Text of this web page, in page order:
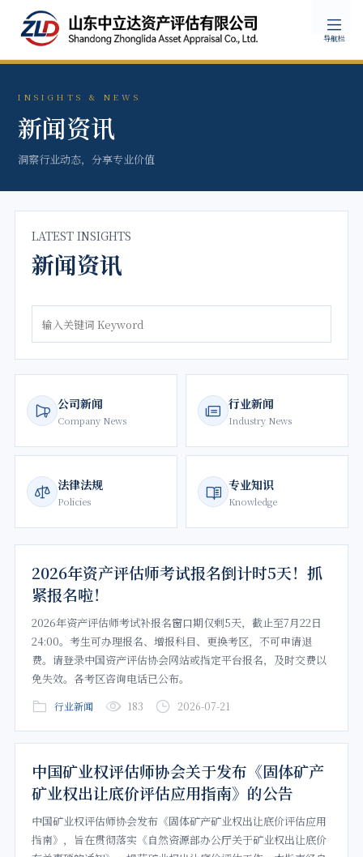
导航栏
INSIGHTS & NEWS
新闻资讯
洞察行业动态，分享专业价值
LATEST INSIGHTS
新闻资讯
公司新闻
Company News
行业新闻
Industry News
法律法规
Policies
专业知识
Knowledge
2026年资产评估师考试报名倒计时5天！抓
紧报名啦！
2026年资产评估师考试补报名窗口期仅剩5天，截止至7月22日
24:00。考生可办理报名、增报科目、更换考区，不可申请退
费。请登录中国资产评估协会网站或指定平台报名，及时交费以
免失效。各考区咨询电话已公布。
行业新闻 183 2026-07-21
中国矿业权评估师协会关于发布《固体矿产
矿业权出让底价评估应用指南》的公告
中国矿业权评估师协会发布《固体矿产矿业权出让底价评估应用
指南》，旨在贯彻落实《自然资源部办公厅关于矿业权出让底价